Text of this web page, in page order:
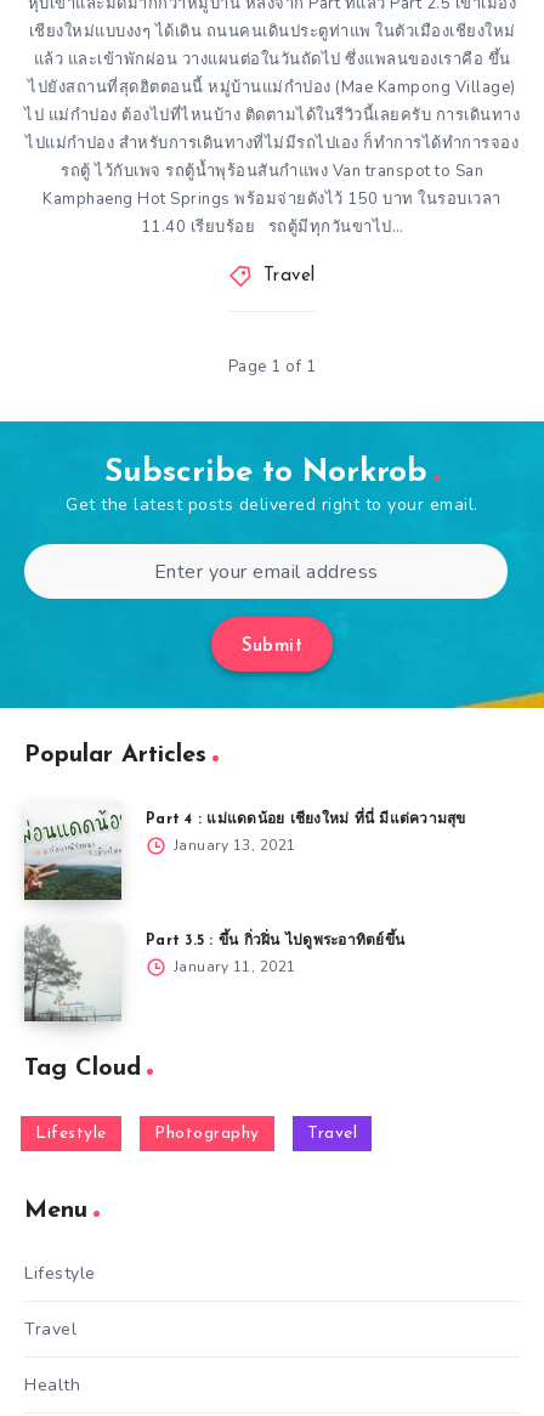
เชียงใหม่แบบงงๆ ได้เดิน ถนนคนเดินประตูท่าแพ ในตัวเมืองเชียงใหม่
แล้ว และเข้าพักผ่อน วางแผนต่อในวันถัดไป ซึ่งแพลนของเราคือ ขึ้น
ไปยังสถานที่สุดฮิตตอนนี้ หมู่บ้านแม่กำปอง (Mae Kampong Village)
ไป แม่กำปอง ต้องไปที่ไหนบ้าง ติดตามได้ในรีวิวนี้เลยครับ การเดินทาง
ไปแม่กำปอง สำหรับการเดินทางที่ไม่มีรถไปเอง ก็ทำการได้ทำการจอง
รถตู้ ไว้กับเพจ รถตู้น้ำพุร้อนสันกำแพง Van transpot to San
Kamphaeng Hot Springs พร้อมจ่ายตังไว้ 150 บาท ในรอบเวลา
11.40 เรียบร้อย รถตู้มีทุกวันขาไป…
Travel
Page 1 of 1
Subscribe to Norkrob
Get the latest posts delivered right to your email.
Submit
Popular Articles
Part 4 : แม่แดดน้อย เชียงใหม่ ที่นี่ มีแต่ความสุข
January 13, 2021
Part 3.5 : ขึ้น กิ่วฝิ่น ไปดูพระอาทิตย์ขึ้น
January 11, 2021
Tag Cloud
Lifestyle Photography Travel
Menu
Lifestyle
Travel
Health